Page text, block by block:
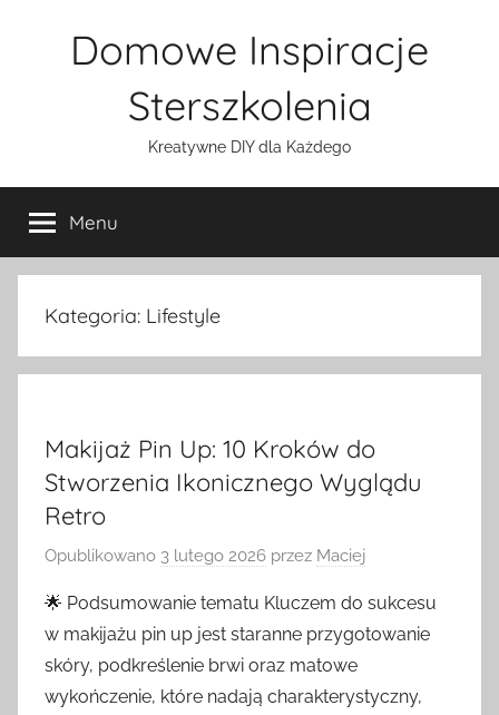
Domowe Inspiracje
Sterszkolenia
Kreatywne DIY dla Każdego
Menu
Kategoria: Lifestyle
Makijaż Pin Up: 10 Kroków do
Stworzenia Ikonicznego Wyglądu
Retro
Opublikowano 3 lutego 2026 przez Maciej
🌟 Podsumowanie tematu Kluczem do sukcesu
w makijażu pin up jest staranne przygotowanie
skóry, podkreślenie brwi oraz matowe
wykończenie, które nadają charakterystyczny,